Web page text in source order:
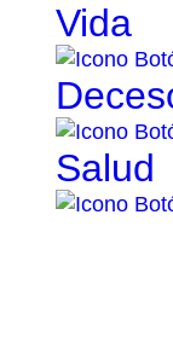
Vida
Salud